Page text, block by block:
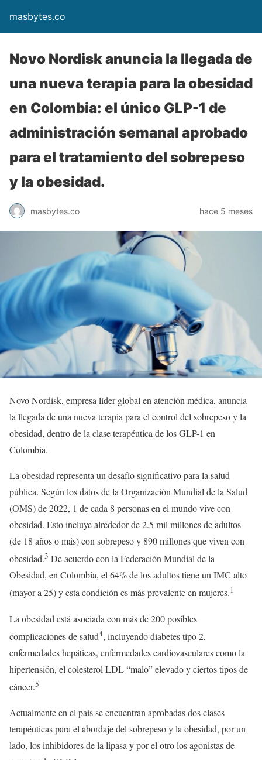
masbytes.co
Novo Nordisk anuncia la llegada de
una nueva terapia para la obesidad
en Colombia: el único GLP-1 de
administración semanal aprobado
para el tratamiento del sobrepeso
y la obesidad.
masbytes.co hace 5 meses
Novo Nordisk, empresa líder global en atención médica, anuncia
la llegada de una nueva terapia para el control del sobrepeso y la
obesidad, dentro de la clase terapéutica de los GLP-1 en
Colombia.
La obesidad representa un desafío significativo para la salud
pública. Según los datos de la Organización Mundial de la Salud
(OMS) de 2022, 1 de cada 8 personas en el mundo vive con
obesidad. Esto incluye alrededor de 2.5 mil millones de adultos
(de 18 años o más) con sobrepeso y 890 millones que viven con
obesidad.3 De acuerdo con la Federación Mundial de la
Obesidad, en Colombia, el 64% de los adultos tiene un IMC alto
(mayor a 25) y esta condición es más prevalente en mujeres.1
La obesidad está asociada con más de 200 posibles
complicaciones de salud4, incluyendo diabetes tipo 2,
enfermedades hepáticas, enfermedades cardiovasculares como la
hipertensión, el colesterol LDL “malo” elevado y ciertos tipos de
cáncer.5
Actualmente en el país se encuentran aprobadas dos clases
terapéuticas para el abordaje del sobrepeso y la obesidad, por un
lado, los inhibidores de la lipasa y por el otro los agonistas de